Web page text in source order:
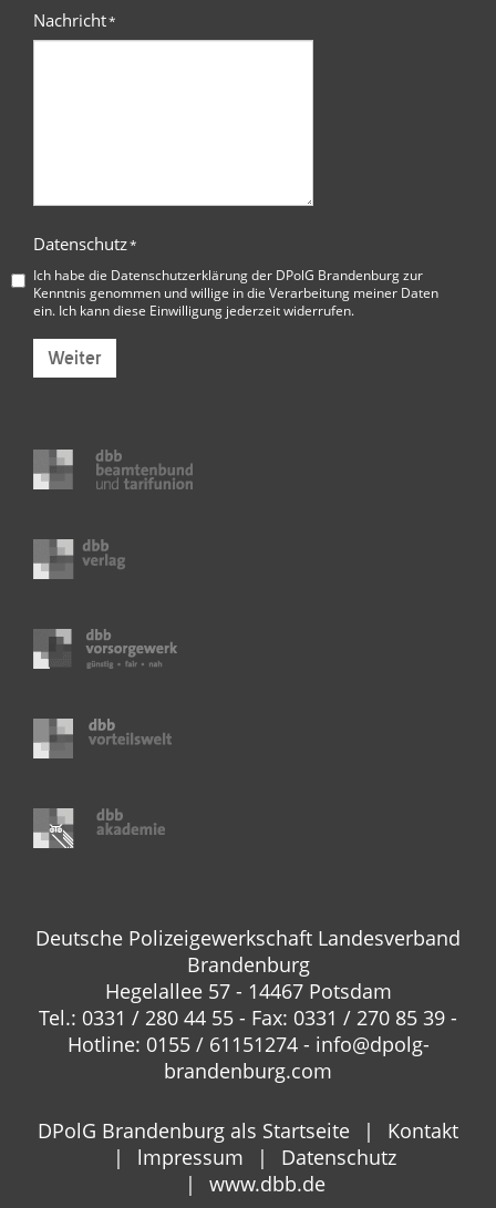
Nachricht*
Datenschutz*
Ich habe die Datenschutzerklärung der DPolG Brandenburgzur
Kenntnis genommen und willige in die Verarbeitung meiner Daten
ein. Ich kann diese Einwilligung jederzeit widerrufen.
Weiter
Deutsche Polizeigewerkschaft Landesverband
Brandenburg
Hegelallee 57 - 14467 Potsdam
Tel.: 0331 / 280 44 55 - Fax: 0331 / 270 85 39 -
Hotline: 0155 / 61151274 - info@dpolg-
brandenburg.com
DPolG Brandenburg als Startseite
Kontakt
lmpressum
Datenschutz
www.dbb.de